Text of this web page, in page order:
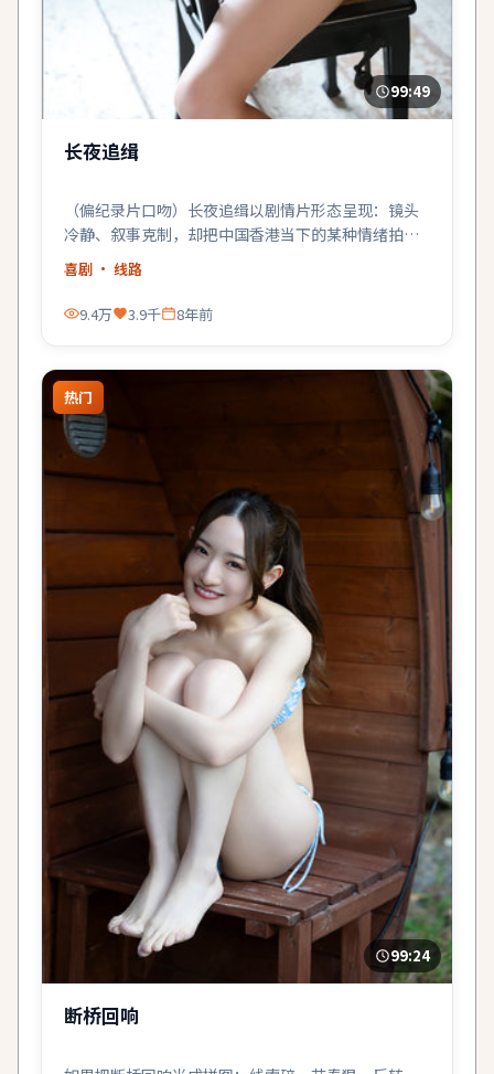
99:49
长夜追缉
（偏纪录片口吻）长夜追缉以剧情片形态呈现：镜头
冷静、叙事克制，却把中国香港当下的某种情绪拍得
很具体。
喜剧 · 线路
9.4万 3.9千 8年前
热门
99:24
断桥回响